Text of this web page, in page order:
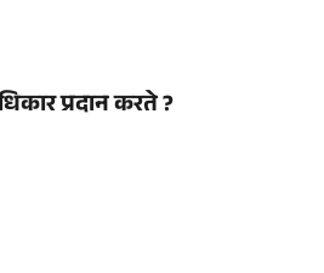
प्रदान करते ?